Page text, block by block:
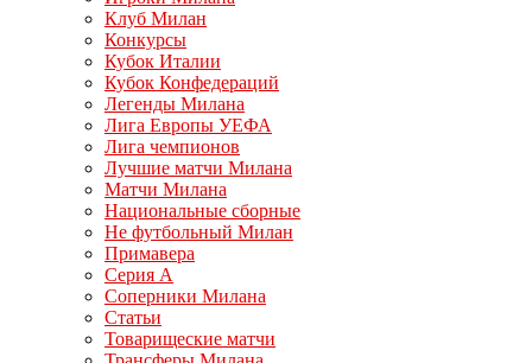
Клуб Милан
Конкурсы
Кубок Италии
Кубок Конфедераций
Легенды Милана
Лига Европы УЕФА
Лига чемпионов
Лучшие матчи Милана
Матчи Милана
Национальные сборные
Не футбольный Милан
Примавера
Серия А
Соперники Милана
Статьи
Товарищеские матчи